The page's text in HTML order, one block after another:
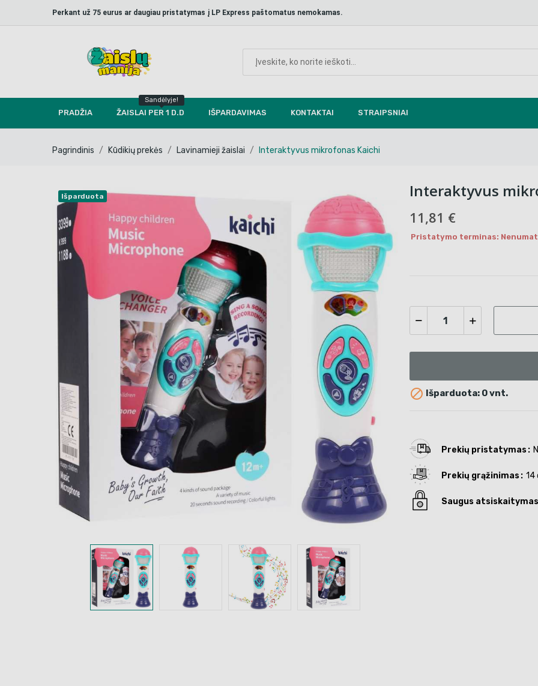
Perkant už 75 eurus ar daugiau pristatymas į LP Express paštomatus nemokamas.
PRADŽIA ŽAISLAI PER 1 D.D
Sandėlyje!
IŠPARDAVIMAS KONTAKTAI STRAIPSNIAI
Pagrindinis Kūdikių prekės Lavinamieji žaislai Interaktyvus mikrofonas Kaichi
Išparduota Interaktyvus
11,81 €
Pristatymo terminas:
 Išparduota: 0 vnt.
Prekių pristatymas
Prekių grąžinimas 14
Saugus atsiskaitymas